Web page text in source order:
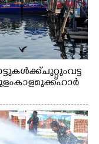
ചുറ്റും വട്ട
കാളമുക്ക് ഹാർ